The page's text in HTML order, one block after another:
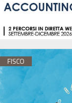
FISCO